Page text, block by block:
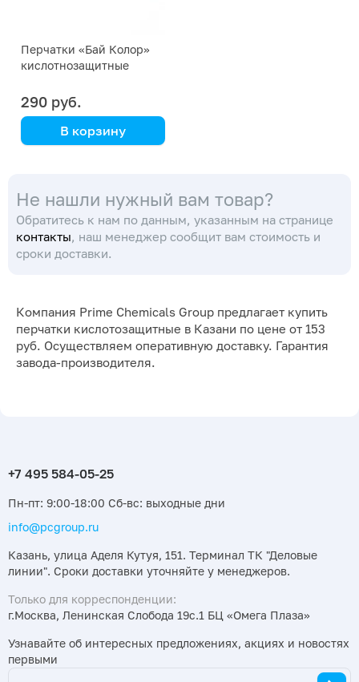
Перчатки «Бай Колор»
кислотнозащитные
290 руб.
В корзину
Не нашли нужный вам товар?
Обратитесь к нам по данным, указанным на странице
контакты, наш менеджер сообщит вам стоимость и
сроки доставки.
Компания Prime Chemicals Group предлагает купить
перчатки кислотозащитные в Казани по цене от 153
руб. Осуществляем оперативную доставку. Гарантия
завода-производителя.
Пн-пт: 9:00-18:00 Сб-вс: выходные дни
info@pcgroup.ru
Казань, улица Аделя Кутуя, 151. Терминал ТК "Деловые
линии". Сроки доставки уточняйте у менеджеров.
Только для корреспонденции:
г.Москва, Ленинская Слобода 19с.1 БЦ «Омега Плаза»
Узнавайте об интересных предложениях, акциях и новостях
первыми